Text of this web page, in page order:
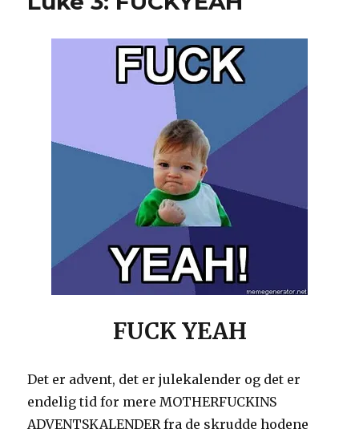
FUCK YEAH
Det er advent, det er julekalender og det er
endelig tid for mere MOTHERFUCKINS
ADVENTSKALENDER fra de skrudde hodene